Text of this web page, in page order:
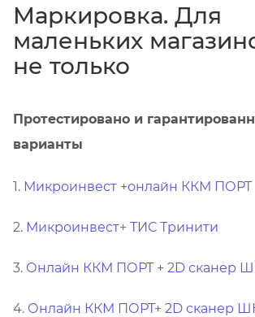
Маркировка. Для
маленьких
не только
Протестировано и
варианты
1. Микроинвест +онлайн ККМ ПОРТ
2. Микроинвест+ ТИС Тринити
3. Онлайн ККМ ПОРТ+ 2D сканер
4. Онлайн ККМ ПОРТ+ 2D сканер